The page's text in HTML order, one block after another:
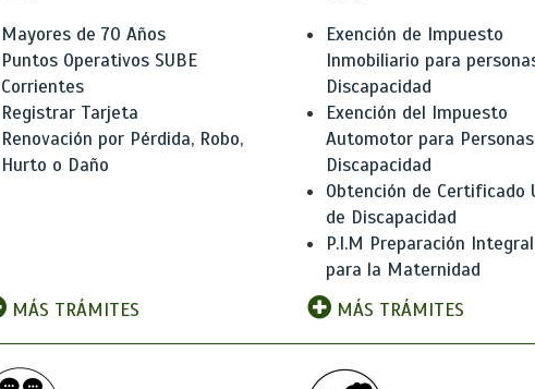
Mayores de 70 Años
Puntos Operativos SUBE
Corrientes
Registrar Tarjeta
Renovación por Pérdida, Robo,
Hurto o Daño
MÁS TRÁMITES
Exención de Impuesto
Inmobiliario para
Discapacidad
Exención del Impuesto
Automotor para
Discapacidad
Obtención de Certificado
de Discapacidad
P.I.M Preparación Integral
para la Maternidad
MÁS TRÁMITES